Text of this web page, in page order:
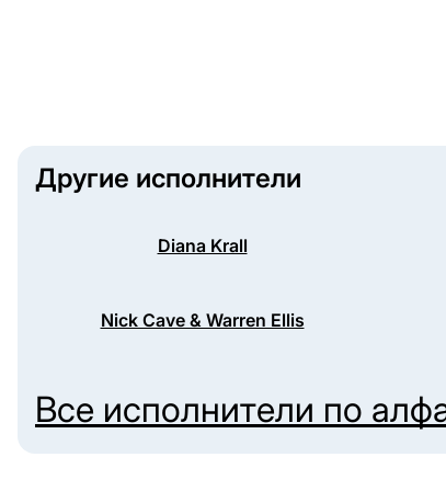
Другие исполнители
Diana Krall
Nick Cave & Warren Ellis
Все исполнители по